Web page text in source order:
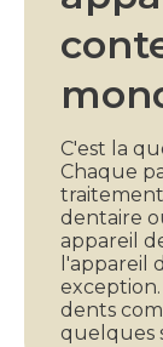
C'est la
Chaque
dentaire
appareil
l'appareil
dents
quelques